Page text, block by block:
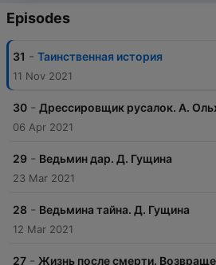
Episodes
31 - Таинственная история
11 Nov 2021
30 - Дрессировщик русалок. А.
06 Apr 2021
29 - Ведьмин дар. Д. Гущина
23 Mar 2021
28 - Ведьмина тайна. Д. Гущина
12 Mar 2021
27 - Жизнь после смерти.